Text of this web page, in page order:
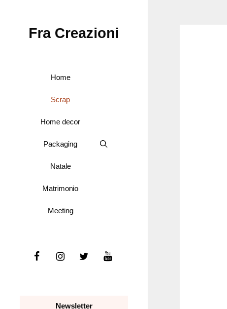
Fra Creazioni
Home
Scrap
Home decor
Packaging
Natale
Matrimonio
Meeting
Newsletter